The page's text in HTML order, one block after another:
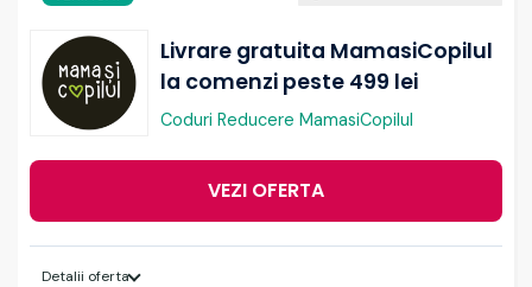
Livrare gratuita MamasiCopilul
la comenzi peste 499 lei
Coduri Reducere MamasiCopilul
VEZI OFERTA
Detalii oferta